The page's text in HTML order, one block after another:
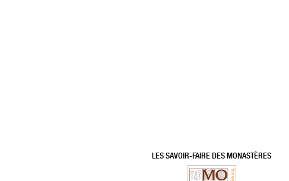
LES SAVOIR-FAIRE DES MONASTÈRES